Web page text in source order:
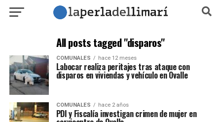
All posts tagged "disparos"
COMUNALES hace 12 meses
Labocar realiza peritajes tras ataque con
disparos en viviendas y vehículo en Ovalle
COMUNALES hace 2 años
PDI y Fiscalía investigan crimen de mujer en